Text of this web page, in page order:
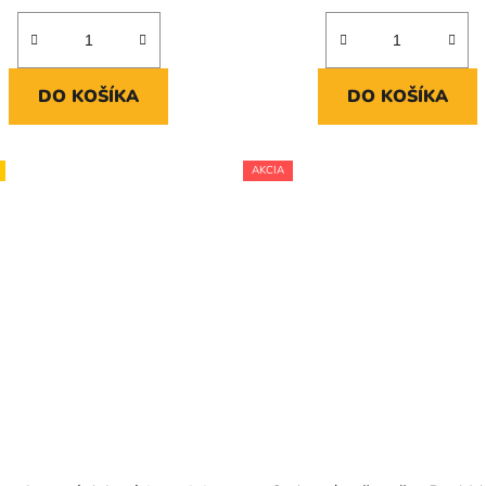
DO KOŠÍKA DO KOŠÍKA
AKCIA